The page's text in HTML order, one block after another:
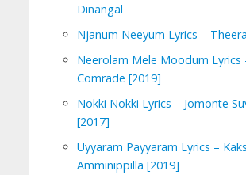
Dinangal
Njanum Neeyum Lyrics –
Neerolam Mele Moodum Lyrics
Comrade [2019]
Nokki Nokki Lyrics – Jomonte
[2017]
Uyyaram Payyaram Lyrics –
Amminippilla [2019]